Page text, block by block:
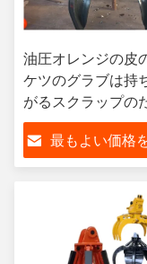
油圧オレンジの皮
ケツのグラブは持
がるスクラップの
の電気をカスタマ
した最もよい価格